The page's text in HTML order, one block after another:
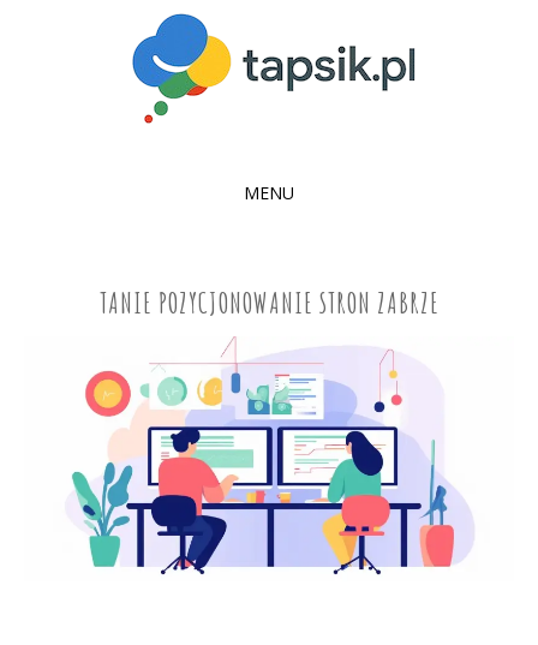
MENU
CONTENTTANIE POZYCJONOWANIE STRON ZABRZE